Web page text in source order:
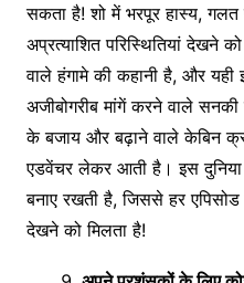
सकता है! शो में भरपूर हास्य,
अप्रत्याशित परिस्थितियां देखने
वाले हंगामे की कहानी है, और यही
अजीबोगरीब मांगें करने वाले
के बजाय और बढ़ाने वाले केबिन
एडवेंचर लेकर आती है। इस दुनिया
बनाए रखती है, जिससे हर
देखने को मिलता है!